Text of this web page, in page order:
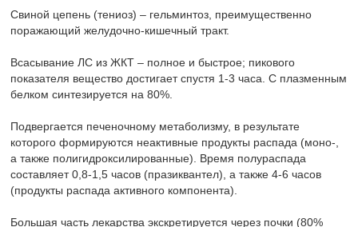
Свиной цепень (тениоз) – гельминтоз, преимущественно
поражающий желудочно-кишечный тракт.
Всасывание ЛС из ЖКТ – полное и быстрое; пикового
показателя вещество достигает спустя 1-3 часа. С плазменным
белком синтезируется на 80%.
Подвергается печеночному метаболизму, в результате
которого формируются неактивные продукты распада (моно-,
а также полигидроксилированные). Время полураспада
составляет 0,8-1,5 часов (празиквантел), а также 4-6 часов
(продукты распада активного компонента).
Большая часть лекарства экскретируется через почки (80%